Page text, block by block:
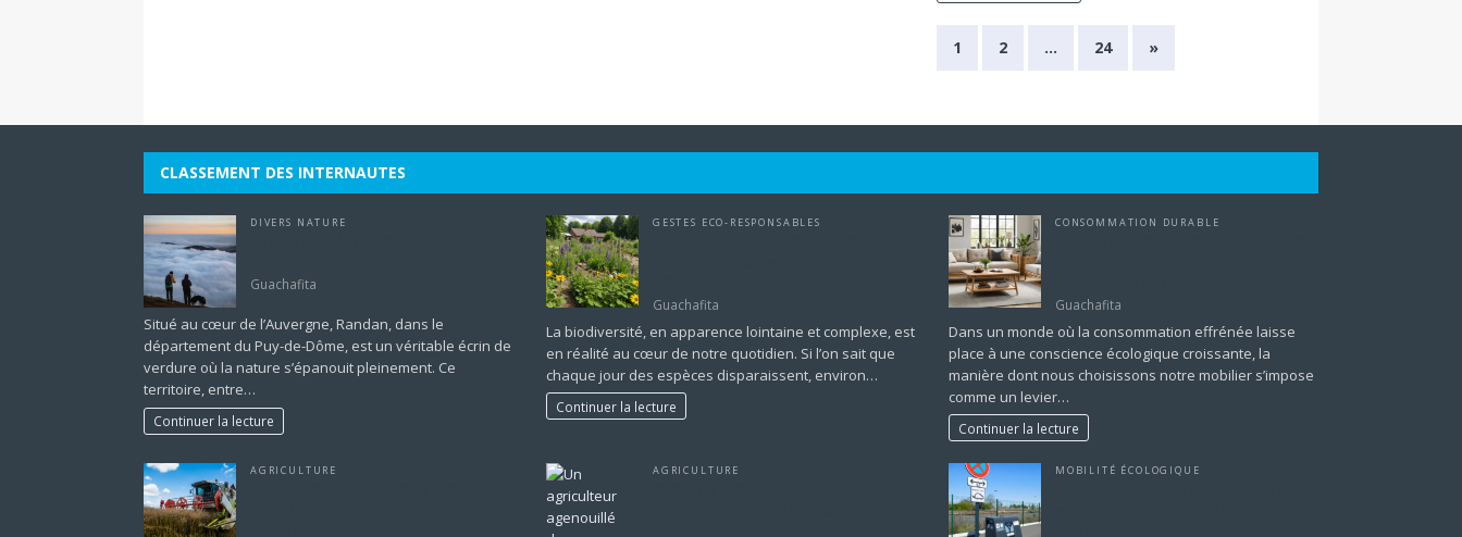
1 2 … 24 »
CLASSEMENT DES INTERNAUTES
DIVERS NATURE
Guachafita
Situé au cœur de l’Auvergne, Randan, dans le
département du Puy-de-Dôme, est un véritable écrin de
verdure où la nature s’épanouit pleinement. Ce
territoire, entre…
Continuer la lecture
GESTES ECO-RESPONSABLES
Guachafita
La biodiversité, en apparence lointaine et complexe, est
en réalité au cœur de notre quotidien. Si l’on sait que
chaque jour des espèces disparaissent, environ…
Continuer la lecture
CONSOMMATION DURABLE
Guachafita
Dans un monde où la consommation effrénée laisse
place à une conscience écologique croissante, la
manière dont nous choisissons notre mobilier s’impose
comme un levier…
Continuer la lecture
AGRICULTURE AGRICULTURE MOBILITÉ ÉCOLOGIQUE